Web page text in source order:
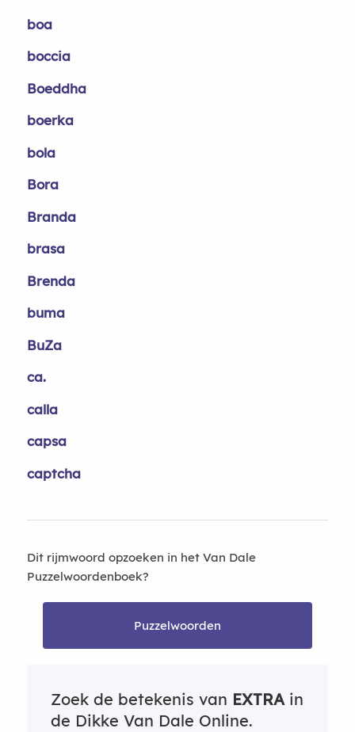
boa
boccia
Boeddha
boerka
bola
Bora
Branda
brasa
Brenda
buma
BuZa
ca.
calla
capsa
captcha
Dit rijmwoord opzoeken in het Van Dale
Puzzelwoordenboek?
Puzzelwoorden
Zoek de betekenis van EXTRAin
de Dikke Van Dale Online.